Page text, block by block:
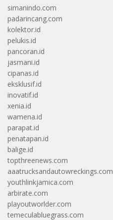
simanindo.com
padarincang.com
kolektor.id
pelukis.id
pancoran.id
jasmani.id
cipanas.id
eksklusif.id
inovatif.id
xenia.id
wamena.id
parapat.id
penatapan.id
balige.id
topthreenews.com
aaatrucksandautowreckings.com
youthlinkjamica.com
arbirate.com
playoutworlder.com
temeculabluegrass.com